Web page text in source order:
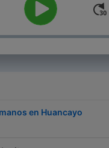
en Huancayo